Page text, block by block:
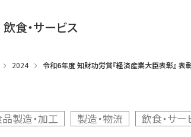
飲食・サービス
2024 令和6年度 知財功労賞『経済産業大臣表彰』 表
製造・加工 製造・物流 飲食・サー